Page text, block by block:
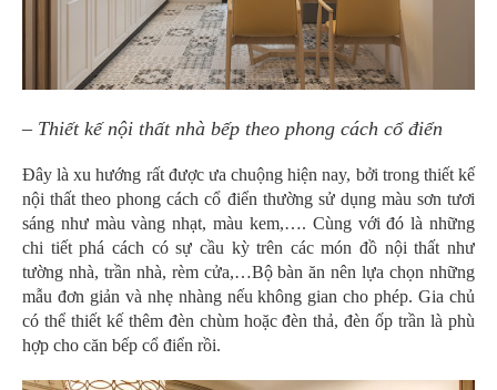
– Thiết kế nội thất nhà bếp theo phong cách cổ điển
Đây là xu hướng rất được ưa chuộng hiện nay, bởi trong thiết kế
nội thất theo phong cách cổ điển thường sử dụng màu sơn tươi
sáng như màu vàng nhạt, màu kem,…. Cùng với đó là những
chi tiết phá cách có sự cầu kỳ trên các món đồ nội thất như
tường nhà, trần nhà, rèm cửa,…Bộ bàn ăn nên lựa chọn những
mẫu đơn giản và nhẹ nhàng nếu không gian cho phép. Gia chủ
có thể thiết kế thêm đèn chùm hoặc đèn thả, đèn ốp trần là phù
hợp cho căn bếp cổ điển rồi.